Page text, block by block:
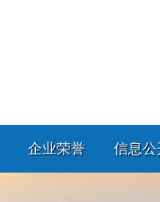
企业荣誉 信息公